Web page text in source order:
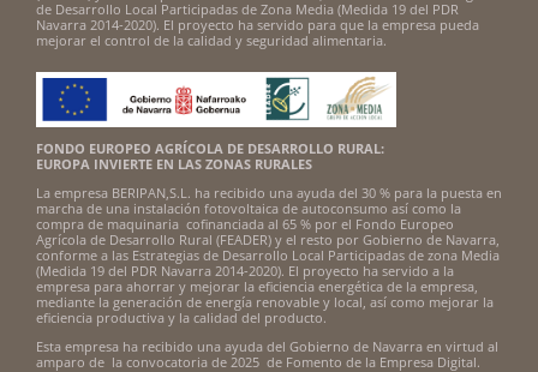
de Desarrollo Local Participadas de Zona Media (Medida 19 del PDR
Navarra 2014-2020). El proyecto ha servido para que la empresa pueda
mejorar el control de la calidad y seguridad alimentaria.
FONDO EUROPEO AGRÍCOLA DE DESARROLLO RURAL:
EUROPA INVIERTE EN LAS ZONAS RURALES
La empresa BERIPAN,S.L. ha recibido una ayuda del 30 % para la puesta en
marcha de una instalación fotovoltaica de autoconsumo así como la
compra de maquinaria cofinanciada al 65 % por el Fondo Europeo
Agrícola de Desarrollo Rural (FEADER) y el resto por Gobierno de Navarra,
conforme a las Estrategias de Desarrollo Local Participadas de zona Media
(Medida 19 del PDR Navarra 2014-2020). El proyecto ha servido a la
empresa para ahorrar y mejorar la eficiencia energética de la empresa,
mediante la generación de energía renovable y local, así como mejorar la
eficiencia productiva y la calidad del producto.
Esta empresa ha recibido una ayuda del Gobierno de Navarra en virtud al
amparo de la convocatoria de 2025 de Fomento de la Empresa Digital.